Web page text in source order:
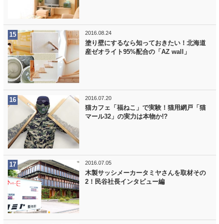
2016.08.24
塗り壁にするなら知っておきたい！北海道
産ゼオライト95%配合の「AZ wall」
2016.07.20
猫カフェ「福ねこ」で実験！猫用網戸「猫
マール32」の実力は本物か!?
2016.07.05
木製サッシメーカータミヤさんを取材その
2！民谷社長インタビュー編